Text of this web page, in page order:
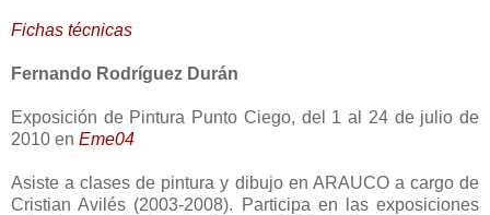
Fichas técnicas
Fernando Rodríguez Durán
Exposición de Pintura Punto Ciego, del 1 al 24 de julio de
2010 en Eme04
Asiste a clases de pintura y dibujo en ARAUCO a cargo de
Cristian Avilés (2003-2008). Participa en las exposiciones